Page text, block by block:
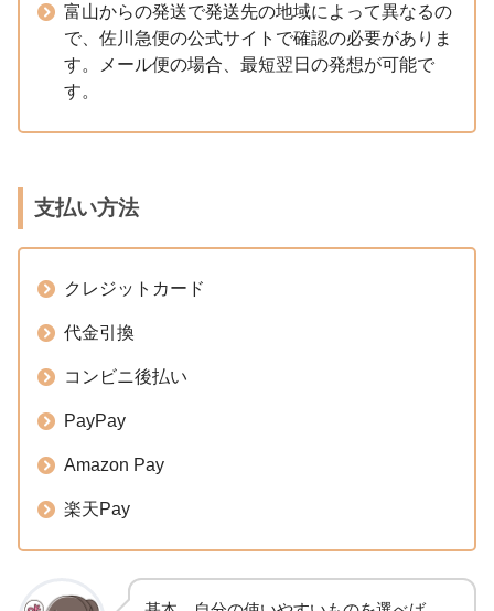
富山からの発送で発送先の地域によって異なるの
で、佐川急便の公式サイトで確認の必要がありま
す。メール便の場合、最短翌日の発想が可能で
す。
支払い方法
クレジットカード
代金引換
コンビニ後払い
PayPay
Amazon Pay
楽天Pay